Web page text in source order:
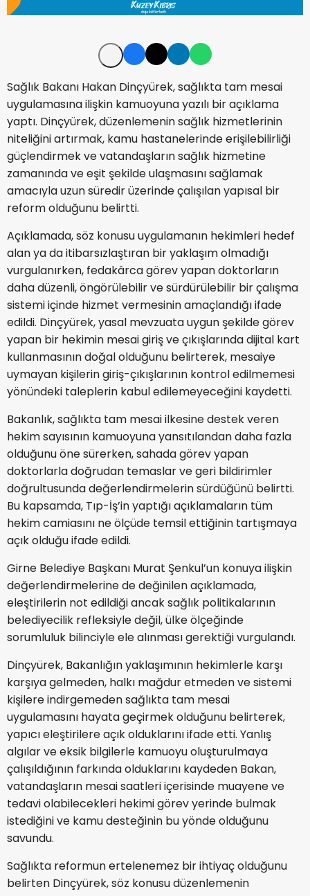
Sağlık Bakanı Hakan Dinçyürek, sağlıkta tam mesai
uygulamasına ilişkin kamuoyuna yazılı bir açıklama
yaptı. Dinçyürek, düzenlemenin sağlık hizmetlerinin
niteliğini artırmak, kamu hastanelerinde erişilebilirliği
güçlendirmek ve vatandaşların sağlık hizmetine
zamanında ve eşit şekilde ulaşmasını sağlamak
amacıyla uzun süredir üzerinde çalışılan yapısal bir
reform olduğunu belirtti.
Açıklamada, söz konusu uygulamanın hekimleri hedef
alan ya da itibarsızlaştıran bir yaklaşım olmadığı
vurgulanırken, fedakârca görev yapan doktorların
daha düzenli, öngörülebilir ve sürdürülebilir bir çalışma
sistemi içinde hizmet vermesinin amaçlandığı ifade
edildi. Dinçyürek, yasal mevzuata uygun şekilde görev
yapan bir hekimin mesai giriş ve çıkışlarında dijital kart
kullanmasının doğal olduğunu belirterek, mesaiye
uymayan kişilerin giriş-çıkışlarının kontrol edilmemesi
yönündeki taleplerin kabul edilemeyeceğini kaydetti.
Bakanlık, sağlıkta tam mesai ilkesine destek veren
hekim sayısının kamuoyuna yansıtılandan daha fazla
olduğunu öne sürerken, sahada görev yapan
doktorlarla doğrudan temaslar ve geri bildirimler
doğrultusunda değerlendirmelerin sürdüğünü belirtti.
Bu kapsamda, Tıp-İş’in yaptığı açıklamaların tüm
hekim camiasını ne ölçüde temsil ettiğinin tartışmaya
açık olduğu ifade edildi.
Girne Belediye Başkanı Murat Şenkul’un konuya ilişkin
değerlendirmelerine de değinilen açıklamada,
eleştirilerin not edildiği ancak sağlık politikalarının
belediyecilik refleksiyle değil, ülke ölçeğinde
sorumluluk bilinciyle ele alınması gerektiği vurgulandı.
Dinçyürek, Bakanlığın yaklaşımının hekimlerle karşı
karşıya gelmeden, halkı mağdur etmeden ve sistemi
kişilere indirgemeden sağlıkta tam mesai
uygulamasını hayata geçirmek olduğunu belirterek,
yapıcı eleştirilere açık olduklarını ifade etti. Yanlış
algılar ve eksik bilgilerle kamuoyu oluşturulmaya
çalışıldığının farkında olduklarını kaydeden Bakan,
vatandaşların mesai saatleri içerisinde muayene ve
tedavi olabilecekleri hekimi görev yerinde bulmak
istediğini ve kamu desteğinin bu yönde olduğunu
savundu.
Sağlıkta reformun ertelenemez bir ihtiyaç olduğunu
belirten Dinçyürek, söz konusu düzenlemenin